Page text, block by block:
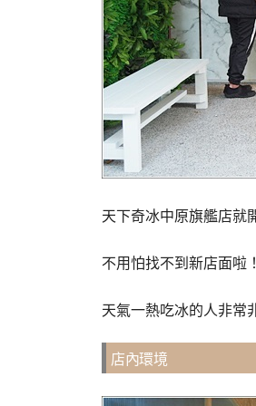
天下奇冰中原旗艦店就
不用怕找不到新店面啦
天氣一熱吃冰的人非常
店內環境